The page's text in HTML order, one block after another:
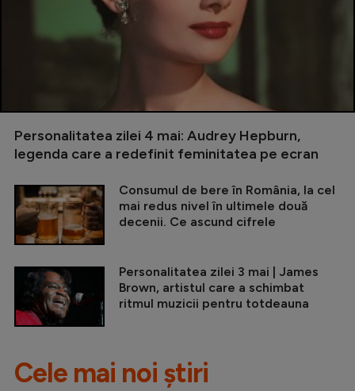
Personalitatea zilei 4 mai: Audrey Hepburn,
legenda care a redefinit feminitatea pe ecran
Consumul de bere în România, la cel
mai redus nivel în ultimele două
decenii. Ce ascund cifrele
Personalitatea zilei 3 mai | James
Brown, artistul care a schimbat
ritmul muzicii pentru totdeauna
Cele mai noi știri